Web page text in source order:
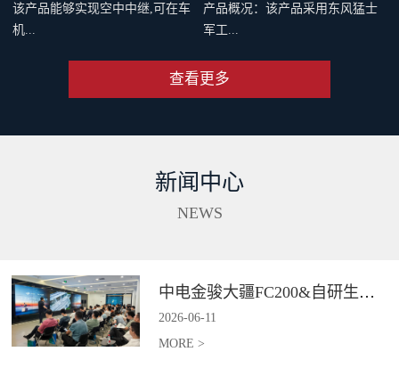
更多负载拓展。Delivery App、大
疆司运、全新大疆运服App，多
巡检车（面议）
该产品能够实现空中中继,可在车
机...
机自动补能、无人机户外快速部
配出色的全地形通过能力,一举破
长、补能不便、作业范围受限、
站等场景提供高效巡检等服务。*
具体价格面议
能巡检作业车（面议）
产品概况：该产品采用东风猛士
军工...
集成车载无人机巡检软硬件系
集、处理、分析及成果传输一体
5G+卫星双链路通讯功能，在全
与智能判。*具体价格面议
查看更多
新闻中心
NEWS
中电金骏大疆FC200&自研生态新品体验会圆满举办
2026-06-11
MORE >